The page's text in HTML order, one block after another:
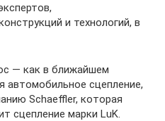
и технологий, в
— как в ближайшем
сцепление,
Schaeffler, которая
сцепление марки LuK.